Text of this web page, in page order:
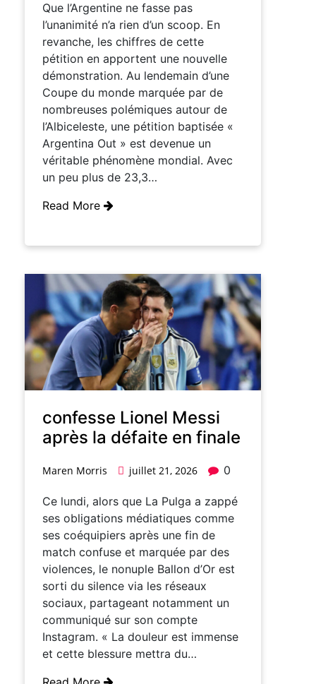
Que l’Argentine ne fasse pas
l’unanimité n’a rien d’un scoop. En
revanche, les chiffres de cette
pétition en apportent une nouvelle
démonstration. Au lendemain d’une
Coupe du monde marquée par de
nombreuses polémiques autour de
l’Albiceleste, une pétition baptisée «
Argentina Out » est devenue un
véritable phénomène mondial. Avec
un peu plus de 23,3…
Read More
confesse Lionel Messi
après la défaite en finale
Maren Morris juillet 21, 2026 0
Ce lundi, alors que La Pulga a zappé
ses obligations médiatiques comme
ses coéquipiers après une fin de
match confuse et marquée par des
violences, le nonuple Ballon d’Or est
sorti du silence via les réseaux
sociaux, partageant notamment un
communiqué sur son compte
Instagram. « La douleur est immense
et cette blessure mettra du…